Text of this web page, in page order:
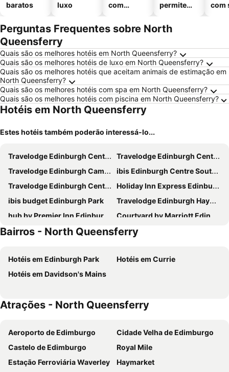
baratos
luxo
com
permitem
com
Perguntas Frequentes sobre North
Queensferry
Quais são os melhores hotéis em North Queensferry?
Quais são os melhores hotéis de luxo em North Queensferry?
Quais são os melhores hotéis que aceitam animais de estimação em
North Queensferry?
Quais são os melhores hotéis com spa em North Queensferry?
Quais são os melhores hotéis com piscina em North Queensferry?
Hotéis em North Queensferry
Estes hotéis também poderão interessá-lo...
Travelodge Edinburgh Central Waterloo Place
Travelodge Edinburgh Central
Travelodge Edinburgh Cameron Toll
ibis Edinburgh Centre South Bridge - Royal Mile
Travelodge Edinburgh Central Queen Street
Holiday Inn Express Edinburgh - Leith Waterfront by IHG
ibis budget Edinburgh Park
Travelodge Edinburgh Haymarket
hub by Premier Inn Edinburgh Royal Mile hotel
Courtyard by Marriott Edinburgh West
Britannia Edinburgh Hotel
a&o Edinburgh City
Edinburgh House Hotel
Holiday Inn Express Edinburgh City Centre By Ihg
YOTEL Edinburgh
Kimpton Charlotte Square By Ihg
Dalmahoy Hotel & Country Club
easyHotel Edinburgh
Hampton by Hilton Edinburgh West End
Travelodge Edinburgh Dreghorn
Garner Hotel Edinburgh – Haymarket
Four Points Flex by Sheraton Edinburgh
Holiday Inn Edinburgh By Ihg
Bairros - North Queensferry
Hotéis em Edinburgh Park
Hotéis em Currie
Hotéis em Davidson's Mains
Atrações - North Queensferry
Aeroporto de Edimburgo
Cidade Velha de Edimburgo
Castelo de Edimburgo
Royal Mile
Estação Ferroviária Waverley
Haymarket